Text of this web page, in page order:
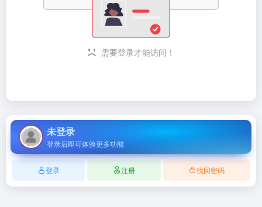
需要登录才能访问！
未登录
登录后即可体验更多功能
登录 注册 找回密码